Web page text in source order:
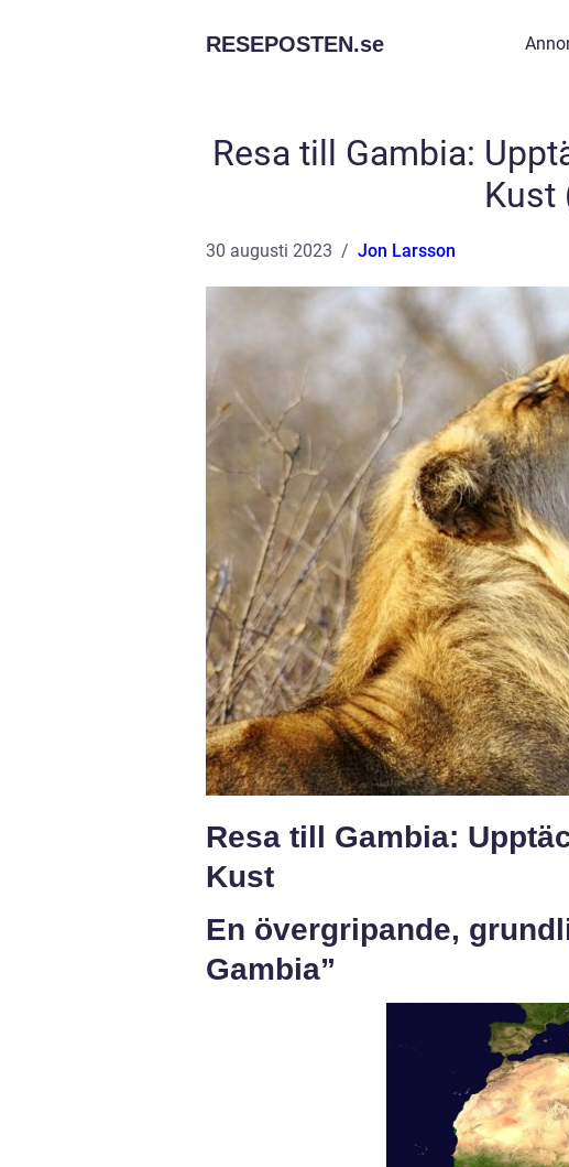
RESEPOSTEN.se
Resa till Gambia:
Kust
30 augusti 2023 Jon Larsson
Resa till Gambia:
Kust
En övergripande,
Gambia”